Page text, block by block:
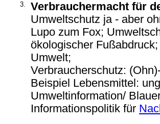
3.
Verbrauchermacht für
Umweltschutz ja - aber
Lupo zum Fox;
ökologischer
Umwelt;
Verbraucherschutz:
Beispiel Lebensmittel:
Umweltinformation/
Informationspolitik für